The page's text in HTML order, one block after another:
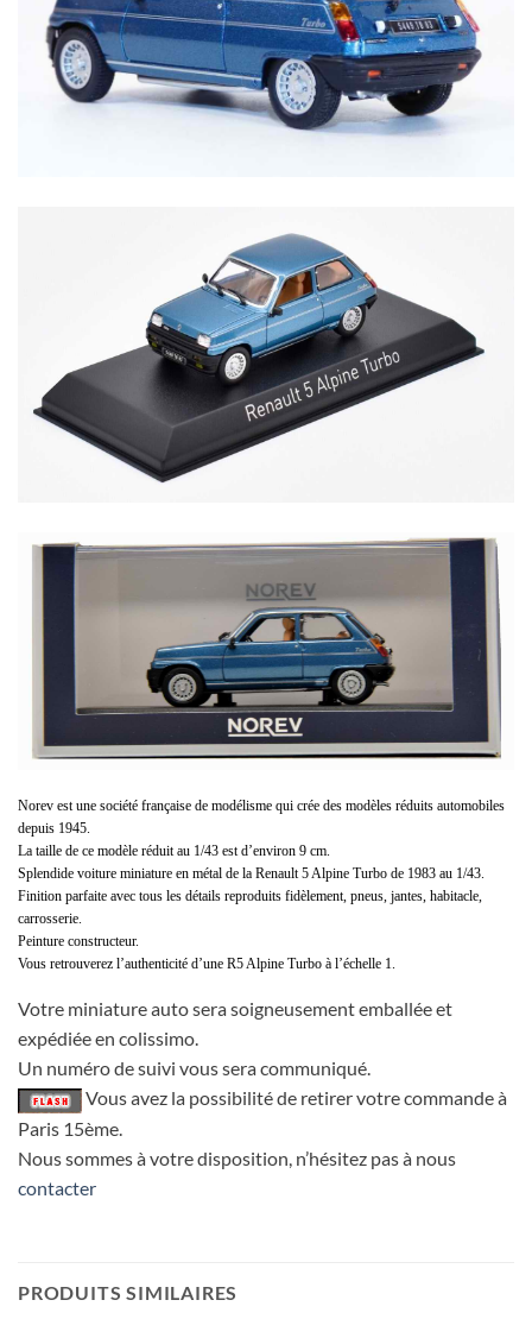
Norev est une société française de modélisme qui crée des modèles réduits automobiles
depuis 1945.
La taille de ce modèle réduit au 1/43 est d’environ 9 cm.
Splendide voiture miniature en métal de la Renault 5 Alpine Turbo de 1983 au 1/43.
Finition parfaite avec tous les détails reproduits fidèlement, pneus, jantes, habitacle,
carrosserie.
Peinture constructeur.
Vous retrouverez l’authenticité d’une R5 Alpine Turbo à l’échelle 1.
Votre miniature auto sera soigneusement emballée et
expédiée en colissimo.
Un numéro de suivi vous sera communiqué.
Vous avez la possibilité de retirer votre commande à
Paris 15ème.
Nous sommes à votre disposition, n’hésitez pas à nous
contacter
PRODUITS SIMILAIRES